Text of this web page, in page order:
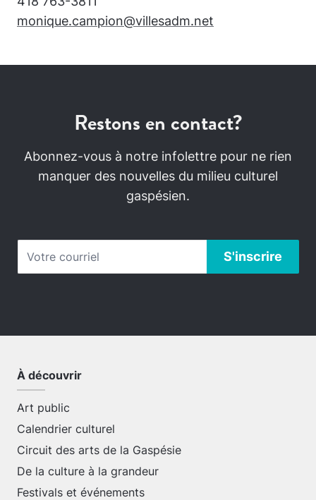
monique.campion@villesadm.net
Restons en contact?
Abonnez-vous à notre infolettre pour ne rien
manquer des nouvelles du milieu culturel
gaspésien.
À découvrir
Art public
Calendrier culturel
Circuit des arts de la Gaspésie
De la culture à la grandeur
Festivals et événements